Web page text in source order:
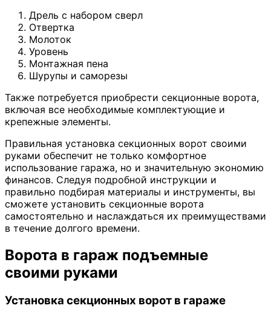
Дрель с набором сверл
Отвертка
Молоток
Уровень
Монтажная пена
Шурупы и саморезы
Также потребуется приобрести секционные ворота,
включая все необходимые комплектующие и
крепежные элементы.
Правильная установка секционных ворот своими
руками обеспечит не только комфортное
использование гаража, но и значительную экономию
финансов. Следуя подробной инструкции и
правильно подбирая материалы и инструменты, вы
сможете установить секционные ворота
самостоятельно и наслаждаться их преимуществами
в течение долгого времени.
Ворота в гараж подъемные
своими руками
Установка секционных ворот в гараже